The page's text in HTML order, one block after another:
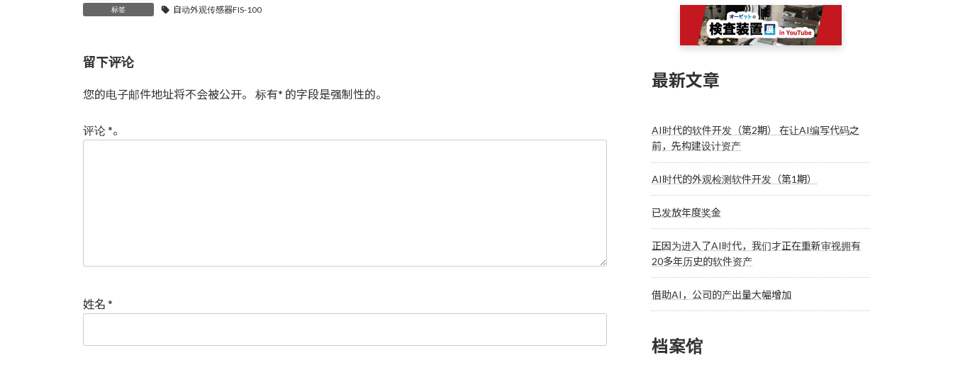
标签 自动外观传感器FIS-100
留下评论
您的电子邮件地址将不会被公开。 标有* 的字段是强制性的。
评论*。
姓名 *
最新文章
AI时代的软件开发（第2期） 在让AI编写代码之
前，先构建设计资产
AI时代的外观检测软件开发（第1期）
已发放年度奖金
正因为进入了AI时代，我们才正在重新审视拥有
20多年历史的软件资产
借助AI，公司的产出量大幅增加
档案馆